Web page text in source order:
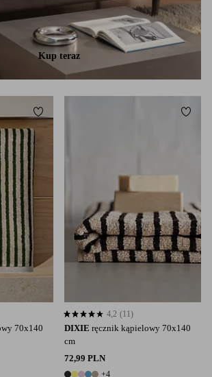
Kup teraz
70x140
Dodaj do ulubionych
DIXIE ręcznik kąpielowy 70x140
cm
72,99 PLN
+4
4,2 opierając się na 11 ocenach
4,2 (11)